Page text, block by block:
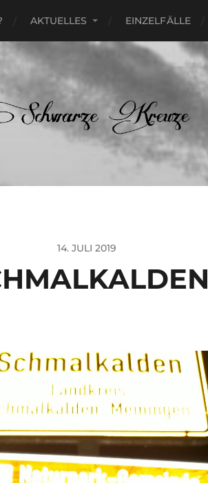
AKTUELLES EINZELFÄLLE
14. JULI 2019